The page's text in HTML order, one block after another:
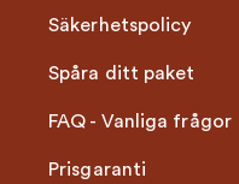
Säkerhetspolicy
Spåra ditt paket
FAQ - Vanliga frågor
Prisgaranti